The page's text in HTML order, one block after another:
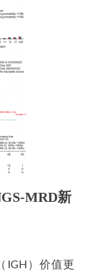
MRD新
IGH）价值更